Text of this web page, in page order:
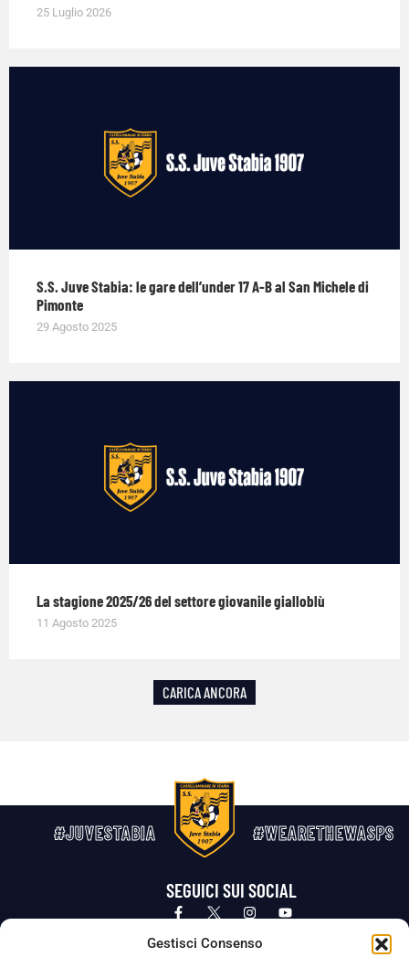
Gestisci Consenso
25 Luglio 2026
S.S. Juve Stabia: le gare dell’under 17 A-B al San Michele di
Pimonte
29 Agosto 2025
La stagione 2025/26 del settore giovanile gialloblù
11 Agosto 2025
CARICA ANCORA
#JUVESTABIA #WEARETHEWASPS
SEGUICI SUI SOCIAL
Privacy Policy Cookie Policy